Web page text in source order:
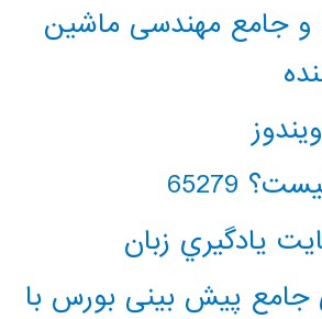
و جامع مهندسی ماشین
65279
يادگيري زبان
جامع پیش بینی بورس با